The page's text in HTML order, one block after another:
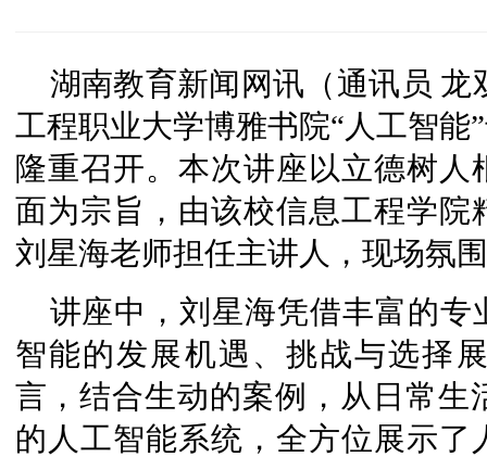
湖南教育新闻网讯（通讯员
工程职业大学博雅书院“人工智
隆重召开。本次讲座以立德树
面为宗旨，由该校信息工程学
刘星海老师担任主讲人，现场氛
讲座中，刘星海凭借丰富的
智能的发展机遇、挑战与选择
言，结合生动的案例，从日常
的人工智能系统，全方位展示